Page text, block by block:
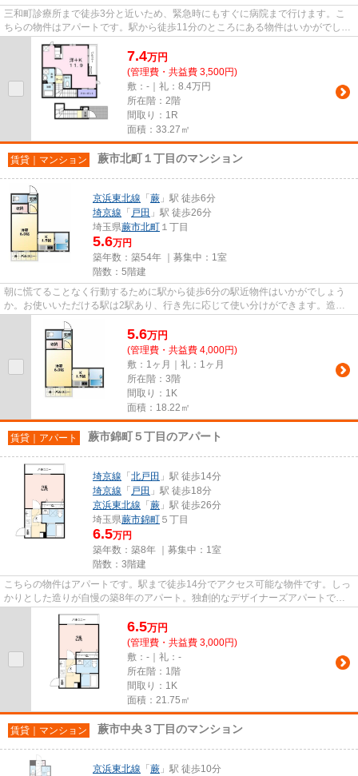
三和町診療所まで徒歩3分と近いため、緊急時にもすぐに病院まで行けます。こ
ちらの物件はアパートです。駅から徒歩11分のところにある物件はいかがでしょ
うか。2駅利用可能なアクセス...
7.4万円
(管理費・共益費 3,500円)
敷：-｜礼：8.4万円
所在階：2階
間取り：1R
面積：33.27㎡
賃貸｜マンション 蕨市北町１丁目のマンション
京浜東北線 「 蕨 」駅 徒歩6分
埼京線 「 戸田 」駅 徒歩26分
埼玉県蕨市北町 １丁目
5.6万円
築年数：築54年 ｜募集中： 1室
階数：5階建
朝に慌てることなく行動するために駅から徒歩6分の駅近物件はいかがでしょう
か。お使いいただける駅は2駅あり、行き先に応じて使い分けができます。造り
とデザインに関して、自信をも...
5.6万円
(管理費・共益費 4,000円)
敷：1ヶ月｜礼：1ヶ月
所在階：3階
間取り：1K
面積：18.22㎡
賃貸｜アパート 蕨市錦町５丁目のアパート
埼京線 「 北戸田 」駅 徒歩14分
埼京線 「 戸田 」駅 徒歩18分
京浜東北線 「 蕨 」駅 徒歩26分
埼玉県蕨市錦町 ５丁目
6.5万円
築年数：築8年 ｜募集中： 1室
階数：3階建
こちらの物件はアパートです。駅まで徒歩14分でアクセス可能な物件です。しっ
かりとした造りが自慢の築8年のアパート。独創的なデザイナーズアパートで、
ご好評いただいています。VERU...
6.5万円
(管理費・共益費 3,000円)
敷：-｜礼：-
所在階：1階
間取り：1K
面積：21.75㎡
賃貸｜マンション 蕨市中央３丁目のマンション
京浜東北線 「 蕨 」駅 徒歩10分